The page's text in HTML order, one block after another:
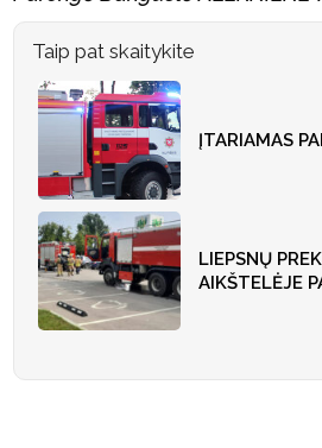
Taip pat skaitykite
ĮTARIAMAS
LIEPSNŲ
AIKŠTELĖJE